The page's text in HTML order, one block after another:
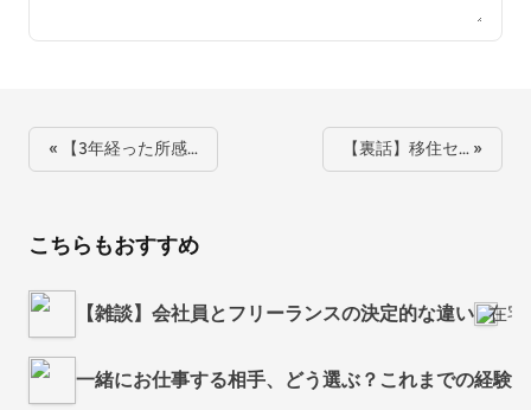
« 【3年経った所感… 【裏話】移住セ… »
こちらもおすすめ
【雑談】会社員とフリーランスの決定的な違い 在宅
一緒にお仕事する相手、どう選ぶ？これまでの経験&